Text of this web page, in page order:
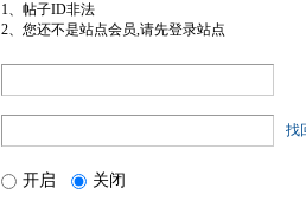
1、帖子ID非法
2、您还不是站点会员,请先登录站点
找
开启 关闭